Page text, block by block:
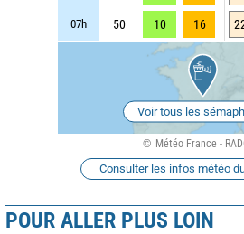
07h 50 10 16
Voir tous les
Météo France -
Consulter les infos météo
POUR ALLER PLUS LOIN